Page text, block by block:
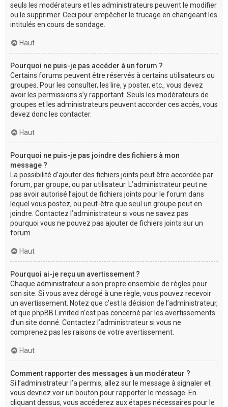
seuls les modérateurs et les administrateurs peuvent le modifier
ou le supprimer. Ceci pour empêcher le trucage en changeant les
intitulés en cours de sondage.
Haut
Pourquoi ne puis-je pas accéder à un forum ?
Certains forums peuvent être réservés à certains utilisateurs ou
groupes. Pour les consulter, les lire, y poster, etc., vous devez
avoir les permissions s’y rapportant. Seuls les modérateurs de
groupes et les administrateurs peuvent accorder ces accès, vous
devez donc les contacter.
Haut
Pourquoi ne puis-je pas joindre des fichiers à mon
message ?
La possibilité d’ajouter des fichiers joints peut être accordée par
forum, par groupe, ou par utilisateur. L’administrateur peut ne
pas avoir autorisé l’ajout de fichiers joints pour le forum dans
lequel vous postez, ou peut-être que seul un groupe peut en
joindre. Contactez l’administrateur si vous ne savez pas
pourquoi vous ne pouvez pas ajouter de fichiers joints sur un
forum.
Haut
Pourquoi ai-je reçu un avertissement ?
Chaque administrateur a son propre ensemble de règles pour
son site. Si vous avez dérogé à une règle, vous pouvez recevoir
un avertissement. Notez que c’est la décision de l’administrateur,
et que phpBB Limited n’est pas concerné par les avertissements
d’un site donné. Contactez l’administrateur si vous ne
comprenez pas les raisons de votre avertissement.
Haut
Comment rapporter des messages à un modérateur ?
Si l’administrateur l’a permis, allez sur le message à signaler et
vous devriez voir un bouton pour rapporter le message. En
cliquant dessus, vous accéderez aux étapes nécessaires pour le